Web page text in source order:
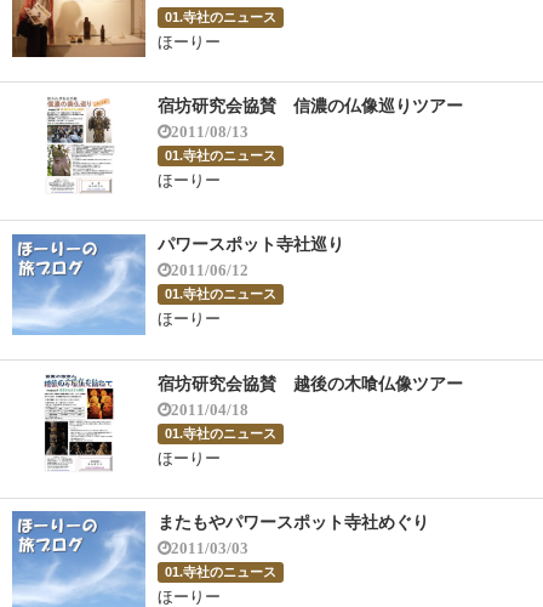
01.寺社のニュース
ほーりー
宿坊研究会協賛 信濃の仏像巡りツアー
2011/08/13
01.寺社のニュース
ほーりー
パワースポット寺社巡り
2011/06/12
01.寺社のニュース
ほーりー
宿坊研究会協賛 越後の木喰仏像ツアー
2011/04/18
01.寺社のニュース
ほーりー
またもやパワースポット寺社めぐり
2011/03/03
01.寺社のニュース
ほーりー